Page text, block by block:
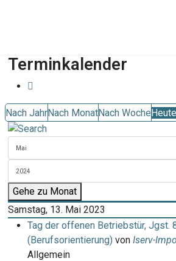
Terminkalender
Nach JahrNach MonatNach WocheHeute
Gehe zu Monat
Samstag, 13. Mai 2023
Tag der offenen Betriebstür, Jgst.
(Berufsorientierung)von Iserv-
Allgemein